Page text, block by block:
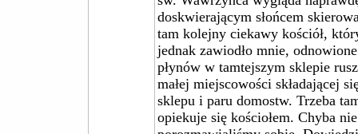
doskwierającym słońcem
tam kolejny ciekawy kościół,
jednak zawiodło mnie,
płynów w tamtejszym sklepie
małej miejscowości składającej
sklepu i paru domostw. Trzeba
opiekuje się kościołem. Chyba